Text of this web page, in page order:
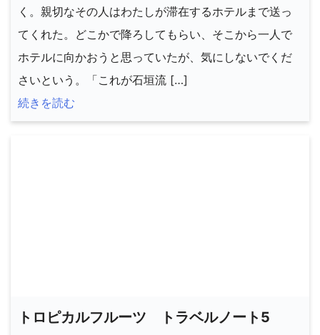
く。親切なその人はわたしが滞在するホテルまで送っ
てくれた。どこかで降ろしてもらい、そこから一人で
ホテルに向かおうと思っていたが、気にしないでくだ
さいという。「これが石垣流 […]
続きを読む
トロピカルフルーツ トラベルノート5